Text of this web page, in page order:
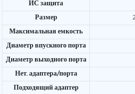
ИС защита
Размер
Максимальная емкость
Диаметр впускного порта
Диаметр выходного порта
Нет. адаптера/порта
Подходящий адаптер